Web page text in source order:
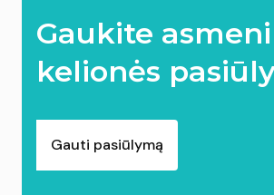
Gaukite
kelionės
Gauti pasiūlymą